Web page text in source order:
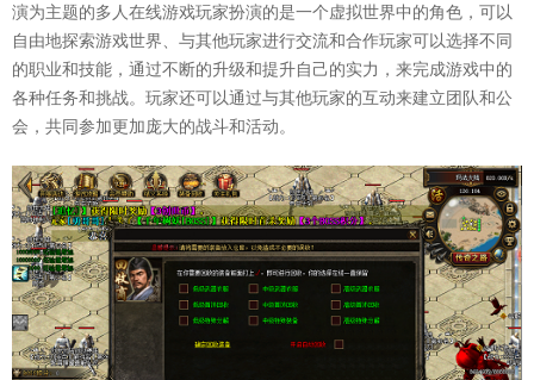
演为主题的多人在线游戏玩家扮演的是一个虚拟世界中的角色，可以
自由地探索游戏世界、与其他玩家进行交流和合作玩家可以选择不同
的职业和技能，通过不断的升级和提升自己的实力，来完成游戏中的
各种任务和挑战。玩家还可以通过与其他玩家的互动来建立团队和公
会，共同参加更加庞大的战斗和活动。